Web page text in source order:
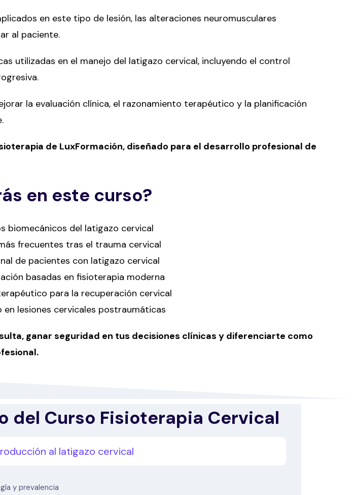
en este tipo de lesión, las alteraciones neuromusculares
al paciente.
utilizadas en el manejo del latigazo cervical, incluyendo el control
la evaluación clínica, el razonamiento terapéutico y la planificación
de LuxFormación, diseñado para el desarrollo profesional de
en este curso?
biomecánicos del latigazo cervical
frecuentes tras el trauma cervical
de pacientes con latigazo cervical
basadas en fisioterapia moderna
para la recuperación cervical
lesiones cervicales postraumáticas
ganar seguridad en tus decisiones clínicas y diferenciarte como
del Curso Fisioterapia Cervical
al latigazo cervical
y prevalencia